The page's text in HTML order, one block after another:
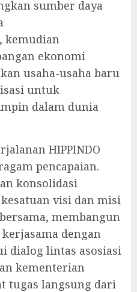
sumber daya
kemudian
ekonomi
usaha-usaha baru
untuk
dalam dunia
HIPPINDO
pencapaian.
konsolidasi
visi dan misi
membangun
dengan
dialog lintas asosiasi
kementerian
tugas langsung dari